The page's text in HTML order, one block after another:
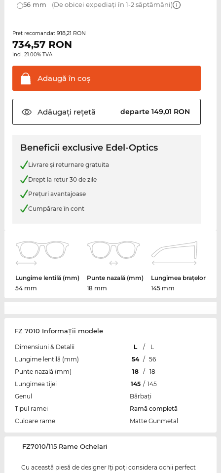
56 mm (De obicei expediați în 1-2 săptămâni)
Preţ recomandat 918,21 RON
734,57RON
incl. 21.00% TVA
Adaugă în coş
Adăugați rețetă departe 149,01 RON
Beneficii exclusive Edel-Optics
Livrare şi returnare gratuita
Drept la retur 30 de zile
Preţuri avantajoase
Cumpărare în cont
Lungime lentilă (mm)
54 mm
Punte nazală (mm)
18 mm
Lungimea brațelor
145 mm
FZ 7010 InformaŢii modele
Dimensiuni & Detalii L /
L
Lungime lentilă (mm)
54 / 56
Punte nazală (mm)
18 /
18
Lungimea tijei
145 / 145
Genul
Bărbaţi
Tipul ramei
Ramă completă
Culoare rame
Matte Gunmetal
‌FZ7010/115 Rame Ochelari
Cu această piesă de designer îţi poţi considera ochii perfect